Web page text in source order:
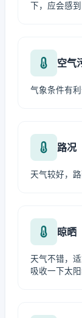
下，应会感到
空气
气象条件有
路况
天气较好，
晾晒
天气不错，
吸收一下太阳